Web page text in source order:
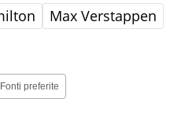
Max Verstappen
Fonti preferite